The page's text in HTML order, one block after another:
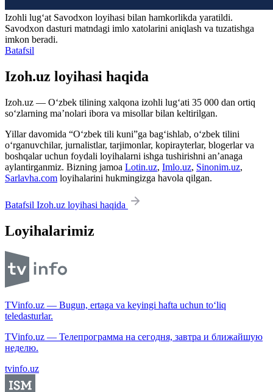
Izohli lugʻat Savodxon loyihasi bilan hamkorlikda yaratildi.
Savodxon dasturi matndagi imlo xatolarini aniqlash va tuzatishga
imkon beradi.
Batafsil
Izoh.uz loyihasi haqida
Izoh.uz — O‘zbek tilining xalqona izohli lug‘ati 35 000 dan ortiq
so‘zlarning ma’nolari ibora va misollar bilan keltirilgan.
Yillar davomida “O‘zbek tili kuni”ga bag‘ishlab, o‘zbek tilini
o‘rganuvchilar, jurnalistlar, tarjimonlar, kopirayterlar, blogerlar va
boshqalar uchun foydali loyihalarni ishga tushirishni an’anaga
aylantirganmiz. Bizning jamoa Lotin.uz, Imlo.uz, Sinonim.uz,
Sarlavha.com loyihalarini hukmingizga havola qilgan.
Batafsil Izoh.uz loyihasi haqida
Loyihalarimiz
TVinfo.uz — Bugun, ertaga va keyingi hafta uchun to‘liq
teledasturlar.
TVinfo.uz — Телепрограмма на сегодня, завтра и ближайшую
неделю.
tvinfo.uz